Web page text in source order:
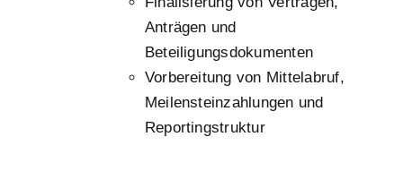
Anträgen und
Beteiligungsdokumenten
Vorbereitung von Mittelabruf,
Meilensteinzahlungen und
Reportingstruktur